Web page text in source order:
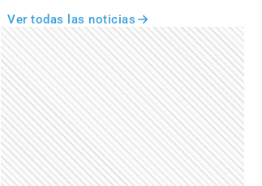
Ver todas las noticias